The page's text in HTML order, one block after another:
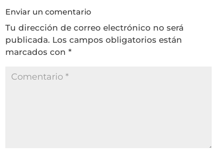
Enviar un comentario
Tu dirección de correo electrónico no será
publicada. Los campos obligatorios están
marcados con*